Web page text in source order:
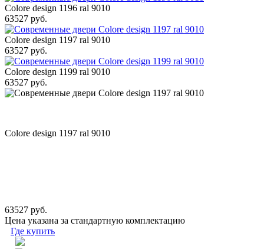
Colore design 1196 ral 9010
63527 руб.
Colore design 1197 ral 9010
63527 руб.
Colore design 1199 ral 9010
63527 руб.
Colore design 1197 ral 9010
63527 руб.
Цена указана за стандартную комплектацию
Где купить